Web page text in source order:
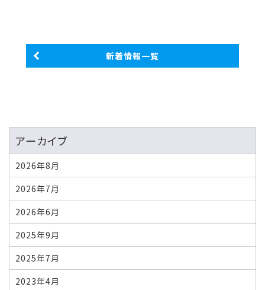
新着情報一覧
アーカイブ
2026年8月
2026年7月
2026年6月
2025年9月
2025年7月
2023年4月